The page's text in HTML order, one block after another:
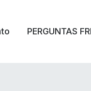
PERGUNTAS